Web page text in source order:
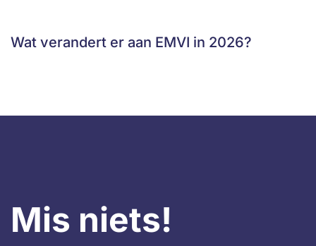
Wat verandert er aan EMVI in 2026?
Mis niets!